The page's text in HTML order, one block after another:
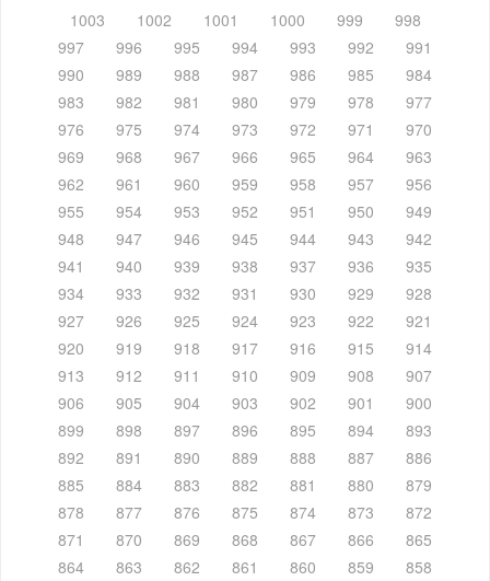
1003
1002 1001 1000 999
998
997
996 995 994 993 992
991
990
989 988 987 986 985
984
983
982 981 980 979 978
977
976
975 974 973 972 971
970
969
968 967 966 965 964
963
962
961 960 959 958 957
956
955
954 953 952 951 950
949
948
947 946 945 944 943
942
941
940 939 938 937 936
935
934
933 932 931 930 929
928
927
926 925 924 923 922
921
920
919 918 917 916 915
914
913
912 911 910 909 908
907
906
905 904 903 902 901
900
899
898 897 896 895 894
893
892
891 890 889 888 887
886
885
884 883 882 881 880
879
878
877 876 875 874 873
872
871
870 869 868 867 866
865
864
863 862 861 860 859
858